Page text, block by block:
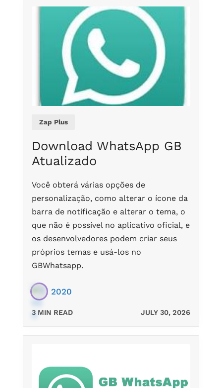
Zap Plus
Download WhatsApp GB
Atualizado
Você obterá várias opções de
personalização, como alterar o ícone da
barra de notificação e alterar o tema, o
que não é possível no aplicativo oficial, e
os desenvolvedores podem criar seus
próprios temas e usá-los no
GBWhatsapp.
2020
3 MIN READ JULY 30, 2026